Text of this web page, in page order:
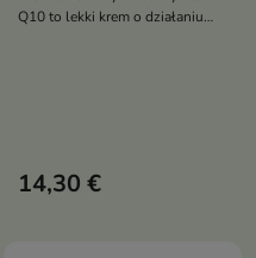
Q10 to lekki krem o działaniu
naturalne procesy odnowy
14,30 €